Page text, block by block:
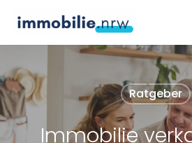
content
Ratgeber
Immobilie